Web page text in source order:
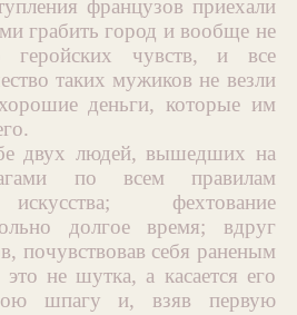
французов приехали
грабить город и вообще не
геройских чувств, и все
таких мужиков не везли
деньги, которые им
двух людей, вышедших на
по всем правилам
фехтование
долгое время; вдруг
почувствовав себя раненым
не шутка, а касается его
шпагу и, взяв первую